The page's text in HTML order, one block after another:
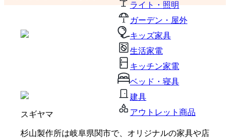
ライト・照明
ガーデン・屋外
キッズ家具
生活家電
キッチン家電
ベッド・寝具
建具
アウトレット商品
スギヤマ
杉山製作所は岐阜県関市で、オリジナルの家具や店